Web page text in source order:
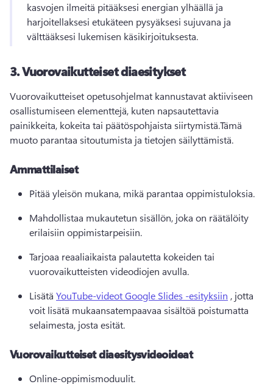
kasvojen ilmeitä pitääksesi energian ylhäällä ja
harjoitellaksesi etukäteen pysyäksesi sujuvana ja
välttääksesi lukemisen käsikirjoituksesta.
3.Vuorovaikutteiset diaesitykset
Vuorovaikutteiset opetusohjelmat kannustavat aktiiviseen
osallistumiseen elementtejä, kuten napsautettavia
painikkeita, kokeita tai päätöspohjaista siirtymistä.Tämä
muoto parantaa sitoutumista ja tietojen säilyttämistä.
Ammattilaiset
Pitää yleisön mukana, mikä parantaa oppimistuloksia.
Mahdollistaa mukautetun sisällön, joka on räätälöity
erilaisiin oppimistarpeisiin.
Tarjoaa reaaliaikaista palautetta kokeiden tai
vuorovaikutteisten videodiojen avulla.
Lisätä YouTube-videot Google Slides -esityksiin , jotta
voit lisätä mukaansatempaavaa sisältöä poistumatta
selaimesta, josta esität.
Vuorovaikutteiset diaesitysvideoideat
Online-oppimismoduulit.